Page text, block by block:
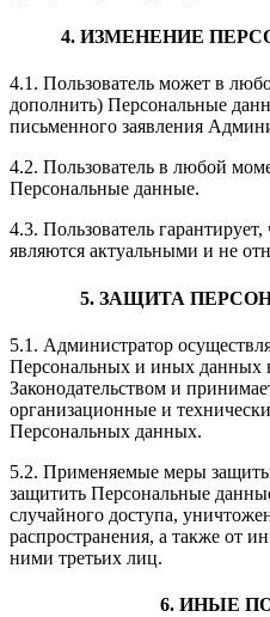
4. ИЗМЕНЕНИЕ
4.1. Пользователь может в
дополнить) Персональные
письменного заявления
4.2. Пользователь в любой
Персональные данные.
4.3. Пользователь
являются актуальными и не
5. ЗАЩИТА
5.1. Администратор
Персональных и иных данных
Законодательством и
организационные и
Персональных данных.
5.2. Применяемые меры
защитить Персональные
случайного доступа,
распространения, а также от
ними третьих лиц.
6. ИНЫЕ